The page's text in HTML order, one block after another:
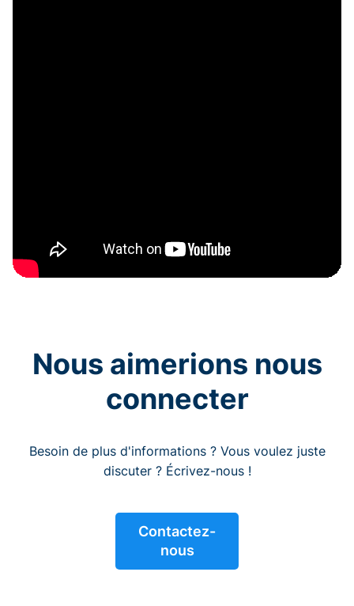
Nous aimerions nous
connecter
Besoin de plus d'informations ? Vous voulez juste
discuter ? Écrivez-nous !
Contactez-
nous